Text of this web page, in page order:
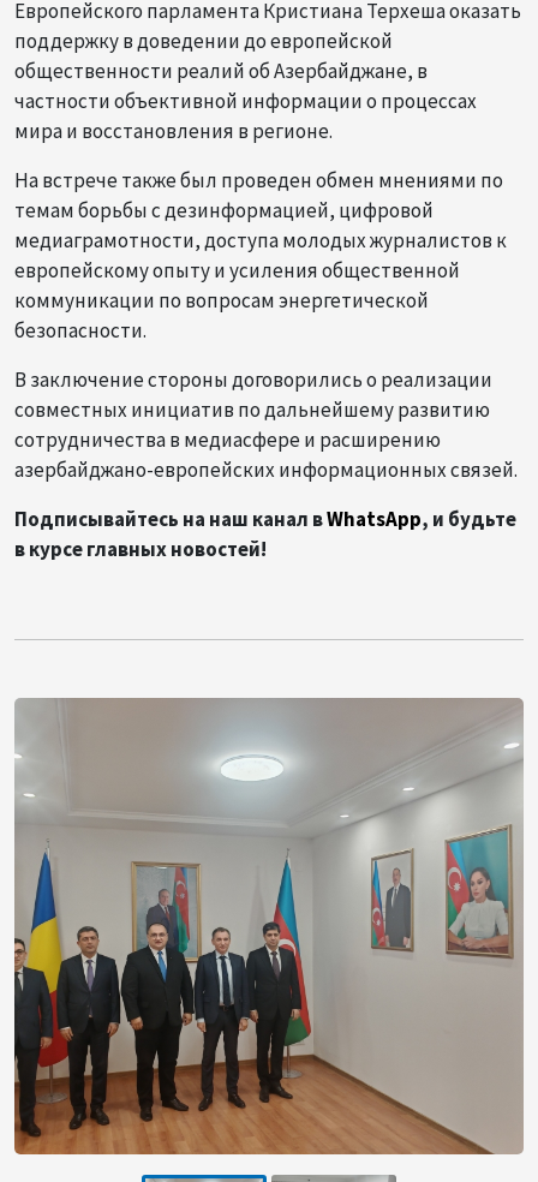
Европейского парламента Кристиана Терхеша оказать
поддержку в доведении до европейской
общественности реалий об Азербайджане, в
частности объективной информации о процессах
мира и восстановления в регионе.
На встрече также был проведен обмен мнениями по
темам борьбы с дезинформацией, цифровой
медиаграмотности, доступа молодых журналистов к
европейскому опыту и усиления общественной
коммуникации по вопросам энергетической
безопасности.
В заключение стороны договорились о реализации
совместных инициатив по дальнейшему развитию
сотрудничества в медиасфере и расширению
азербайджано-европейских информационных связей.
Подписывайтесь на наш канал вWhatsApp, и будьте
в курсе главных новостей!